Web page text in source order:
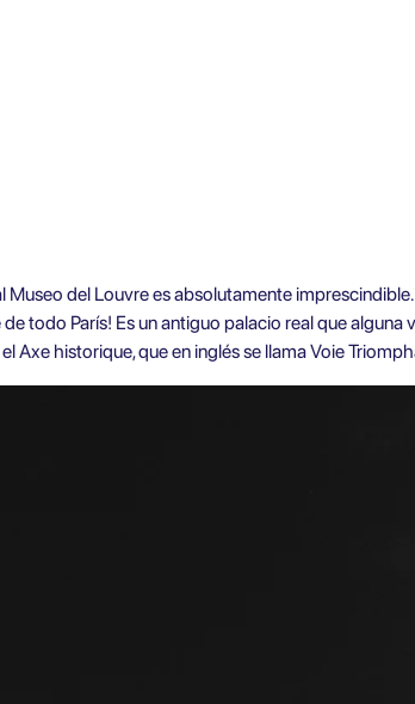
Museo del Louvre es absolutamente
todo París! Es un antiguo palacio real que alguna
Axe historique, que en inglés se llama Voie